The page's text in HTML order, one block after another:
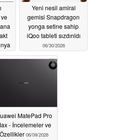
Yeni nesil amiral
gemisi Snapdragon
yonga setine sahip
iQoo tableti sızdırıldı
06/30/2026
MatePad Pro
- İncelemeler ve
Özellikler 06/09/2026